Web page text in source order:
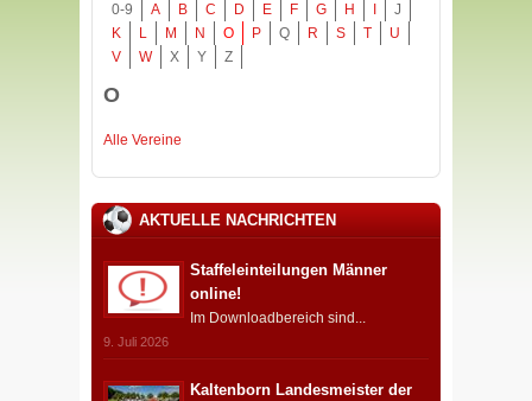
0-9 A B C D E F G H
J
K
L M N O P Q R S T
U
V
W X Y Z
O
Alle Vereine
AKTUELLE NACHRICHTEN
Staffeleinteilungen Männer
online!
Im Downloadbereich sind...
9. Juli 2026
Kaltenborn Landesmeister der